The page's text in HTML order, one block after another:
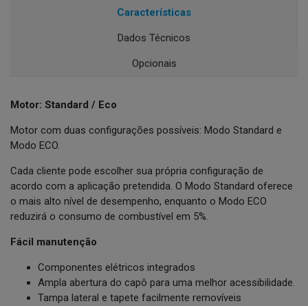
Características
Dados Técnicos
Opcionais
Motor: Standard / Eco
Motor com duas configurações possíveis: Modo Standard e
Modo ECO.
Cada cliente pode escolher sua própria configuração de
acordo com a aplicação pretendida. O Modo Standard oferece
o mais alto nível de desempenho, enquanto o Modo ECO
reduzirá o consumo de combustível em 5%.
Fácil manutenção
Componentes elétricos integrados
Ampla abertura do capô para uma melhor acessibilidade.
Tampa lateral e tapete facilmente removíveis